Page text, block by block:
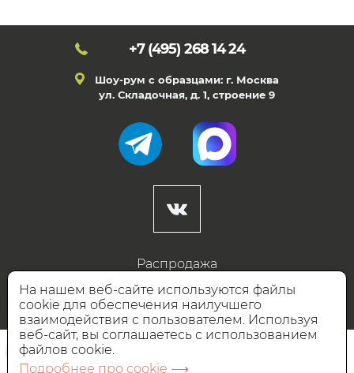
+7 (495) 268 14 24
Шоу-рум с образцами: г. Москва
ул. Складочная, д. 1, строение 9
Распродажа
Готовые дизайны
Дизайнерам
НАШИ ПАРТНЁРЫ
На нашем веб-сайте используются файлы
cookie для обеспечения наилучшего
взаимодействия с пользователем. Используя
веб-сайт, вы соглашаетесь с использованием
файлов cookie.
Подробнее про cookie ⟶